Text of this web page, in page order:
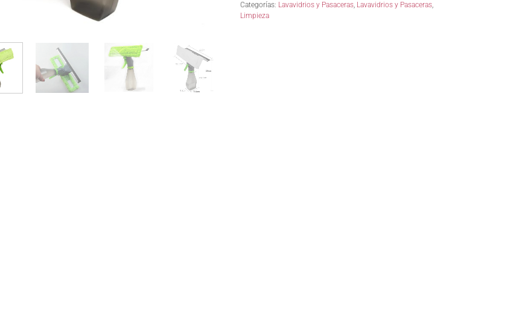
Categorías: Lavavidrios y Pasaceras, Lavavidrios y Pasaceras,
Limpieza